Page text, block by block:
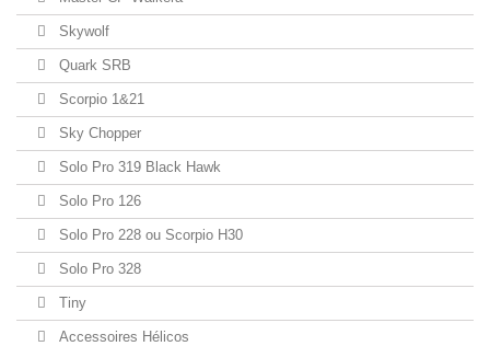
Skywolf
Quark SRB
Scorpio 1&21
Sky Chopper
Solo Pro 319 Black Hawk
Solo Pro 126
Solo Pro 228 ou Scorpio H30
Solo Pro 328
Tiny
Accessoires Hélicos